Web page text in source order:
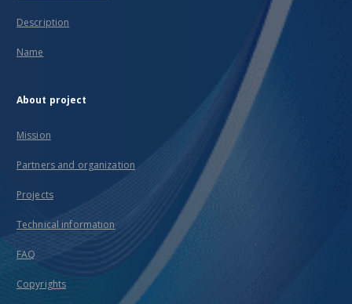
Description
Name
About project
Mission
Partners and organization
Projects
Technical information
FAQ
Copyrights